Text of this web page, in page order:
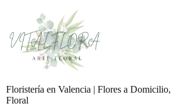
Floristería en Valencia | Flores a
Floral